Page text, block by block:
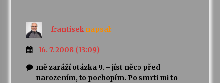
frantisek napsal:
16. 7. 2008 (13:09)
mě zaráží otázka 9. – jíst něco před
narozením, to pochopím. Po smrti mi to